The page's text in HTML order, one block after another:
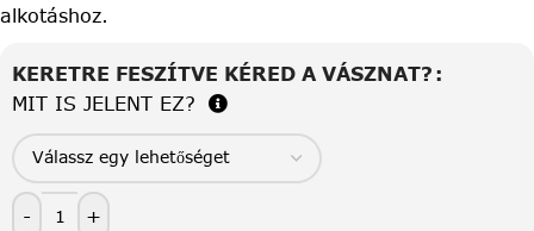
alkotáshoz.
KERETRE FESZÍTVE KÉRED A VÁSZNAT?
MIT IS JELENT EZ?
- +